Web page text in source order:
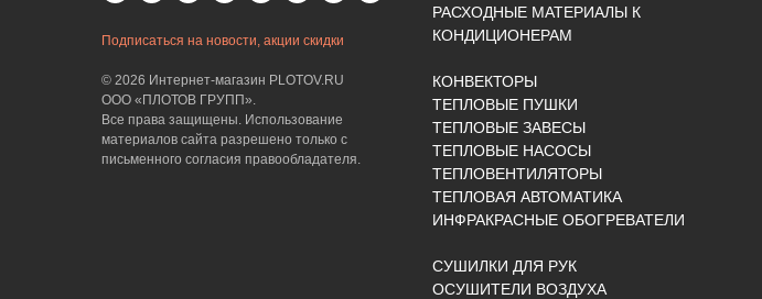
Подписаться на новости, акции скидки
© 2026 Интернет-магазин PLOTOV.RU
ООО «ПЛОТОВ ГРУПП».
Все права защищены. Использование
материалов сайта разрешено только с
письменного согласия правообладателя.
РАСХОДНЫЕ МАТЕРИАЛЫ К
КОНДИЦИОНЕРАМ
КОНВЕКТОРЫ
ТЕПЛОВЫЕ ПУШКИ
ТЕПЛОВЫЕ ЗАВЕСЫ
ТЕПЛОВЫЕ НАСОСЫ
ТЕПЛОВЕНТИЛЯТОРЫ
ТЕПЛОВАЯ АВТОМАТИКА
ИНФРАКРАСНЫЕ ОБОГРЕВАТЕЛИ
СУШИЛКИ ДЛЯ РУК
ОСУШИТЕЛИ ВОЗДУХА